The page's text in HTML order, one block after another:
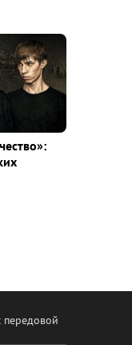
передовой